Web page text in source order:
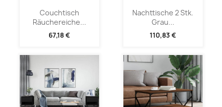
Couchtisch
Räuchereiche...
67,18 €
Nachttische 2 Stk.
Grau...
110,83 €